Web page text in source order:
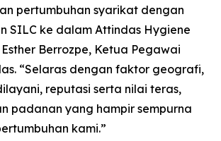
pertumbuhan syarikat dengan
SILC ke dalam Attindas Hygiene
Berrozpe, Ketua Pegawai
“Selaras dengan faktor geografi,
reputasi serta nilai teras,
padanan yang hampir sempurna
kami.”